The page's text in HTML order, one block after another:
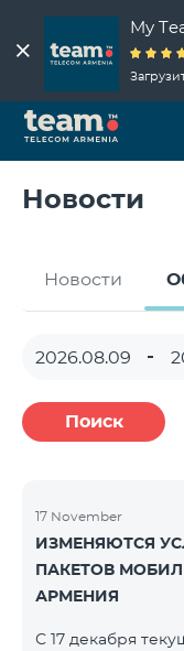
My
Новости
Новости
Поиск
17 November
ИЗМЕНЯЮТСЯ
ПАКЕТОВ
АРМЕНИЯ
С 17 декабря